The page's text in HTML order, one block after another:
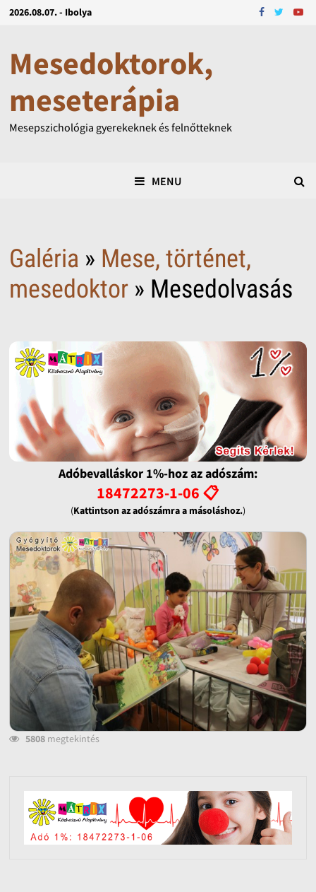
2026.08.07. - Ibolya
Mesedoktorok,
meseterápia
Mesepszichológia gyerekeknek és felnőtteknek
MENU
Galéria » Mese, történet,
mesedoktor» Mesedolvasás
Adóbevalláskor 1%-hoz az adószám:
18472273-1-06 📋
(Kattintson az adószámra a másoláshoz.)
5808megtekintés